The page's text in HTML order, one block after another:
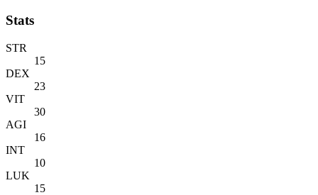
Stats
STR
15
DEX
23
VIT
30
AGI
16
INT
10
LUK
15